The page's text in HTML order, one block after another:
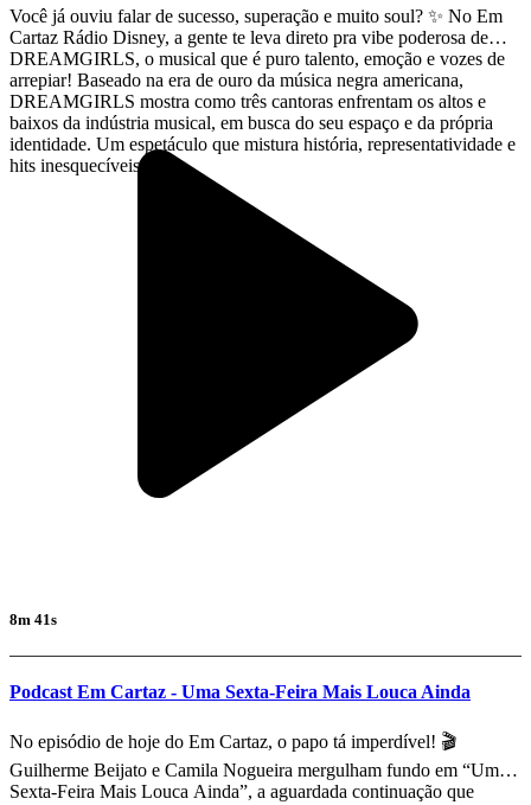
Você já ouviu falar de sucesso, superação e muito soul? ✨ No Em
Cartaz Rádio Disney, a gente te leva direto pra vibe poderosa de
DREAMGIRLS, o musical que é puro talento, emoção e vozes de
arrepiar! Baseado na era de ouro da música negra americana,
DREAMGIRLS mostra como três cantoras enfrentam os altos e
baixos da indústria musical, em busca do seu espaço e da própria
identidade. Um espetáculo que mistura história, representatividade e
hits inesquecíveis.
8m 41s
Podcast Em Cartaz - Uma Sexta-Feira Mais Louca Ainda
No episódio de hoje do Em Cartaz, o papo tá imperdível! 🎬
Guilherme Beijato e Camila Nogueira mergulham fundo em “Uma
Sexta‑Feira Mais Louca Ainda”, a aguardada continuação que